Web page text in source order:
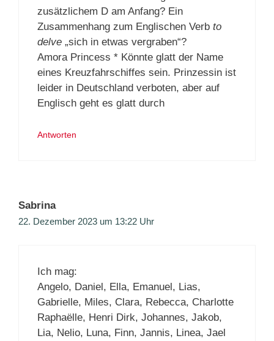
zusätzlichem D am Anfang? Ein
Zusammenhang zum Englischen Verb to
delve „sich in etwas vergraben“?
Amora Princess * Könnte glatt der Name
eines Kreuzfahrschiffes sein. Prinzessin ist
leider in Deutschland verboten, aber auf
Englisch geht es glatt durch
Antworten
Sabrina
22. Dezember 2023 um 13:22 Uhr
Ich mag:
Angelo, Daniel, Ella, Emanuel, Lias,
Gabrielle, Miles, Clara, Rebecca, Charlotte
Raphaëlle, Henri Dirk, Johannes, Jakob,
Lia, Nelio, Luna, Finn, Jannis, Linea, Jael